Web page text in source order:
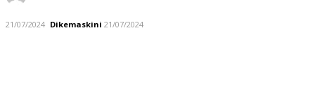
21/07/2024 Dikemaskini 21/07/2024